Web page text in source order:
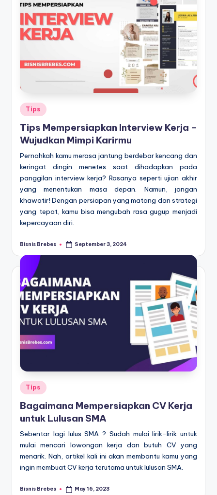
Posted
in
Tips
Tips Mempersiapkan Interview Kerja –
Wujudkan Mimpi Karirmu
Pernahkah kamu merasa jantung berdebar kencang dan
keringat dingin menetes saat dihadapkan pada
panggilan interview kerja? Rasanya seperti ujian akhir
yang menentukan masa depan. Namun, jangan
khawatir! Dengan persiapan yang matang dan strategi
yang tepat, kamu bisa mengubah rasa gugup menjadi
kepercayaan diri.
Posted
Bisnis Brebes September 3, 2024
Posted
in
Tips
Bagaimana Mempersiapkan CV Kerja
untuk Lulusan SMA
Sebentar lagi lulus SMA ? Sudah mulai lirik-lirik untuk
mulai mencari lowongan kerja dan butuh CV yang
menarik. Nah, artikel kali ini akan membantu kamu yang
ingin membuat CV kerja terutama untuk lulusan SMA.
Posted
Bisnis Brebes May 16, 2023